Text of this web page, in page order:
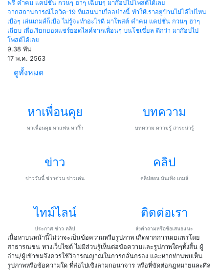
ฟรี คำคม แคปชั่น กวนๆ ฮาๆ เฉียบๆ มาก๊อปไปโพสต์ได้เลย
จากสถานการณ์โควิด-19 ที่แสนน่าเบื่ออย่างนี้ ทำให้เราอยู่บ้านไม่ได้ไปไหน
เบื่อๆ เล่นเกมส์ก็เบื่อ ไม่รู้จะทำอะไรดี มาโพสต์ คำคม แคปชั่น กวนๆ ฮาๆ
เฉียบ เพื่อเรียกยอดแชร์ยอดไลค์จากเพื่อนๆ บนโชเซี่ยล ดีกว่า มาก๊อปไป
โพสต์ได้เลย
9.38 พัน
17 พ.ค. 2563
ดูทั้งหมด
หาเพื่อนคุย
หาเพื่อนคุย หาแฟน หากิ๊ก
บทความ
บทความ ความรู้ สาระน่ารู้
ข่าว
ข่าววันนี้ ข่าวด่วน ข่าวเด่น
คลิป
คลิปสอน บันเทิง เกมส์
ไทม์ไลน์
ประกาศ ข่าว คลิป
ติดต่อเรา
ส่งคำถามหรือข้อเสนอแนะ
เนื้อหาบนหน้านี้ไม่ว่าจะเป็นข้อความหรือรูปภาพ เกิดจากการเผยแพร่โดย
สาธารณชน ทางเว็บไซต์ ไม่มีส่วนรู้เห็นต่อข้อความและรูปภาพใดๆทั้งสิ้น ผู้
อ่าน/ผู้เข้าชมจึงควรใช้วิจารณญาณในการกลั่นกรอง และหากท่านพบเห็น
รูปภาพหรือข้อความใด ที่ส่อไปเชิงลามกอนาจาร หรือที่ขัดต่อกฎหมายและศีล